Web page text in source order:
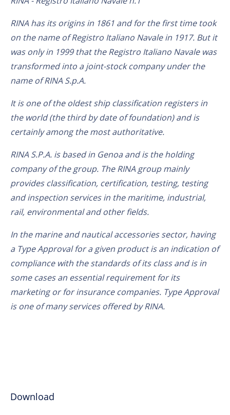
RINA has its origins in 1861 and for the first time took
on the name of Registro Italiano Navale in 1917. But it
was only in 1999 that the Registro Italiano Navale was
transformed into a joint-stock company under the
name of RINA S.p.A.
It is one of the oldest ship classification registers in
the world (the third by date of foundation) and is
certainly among the most authoritative.
RINA S.P.A. is based in Genoa and is the holding
company of the group. The RINA group mainly
provides classification, certification, testing, testing
and inspection services in the maritime, industrial,
rail, environmental and other fields.
In the marine and nautical accessories sector, having
a Type Approval for a given product is an indication of
compliance with the standards of its class and is in
some cases an essential requirement for its
marketing or for insurance companies. Type Approval
is one of many services offered by RINA.
Download